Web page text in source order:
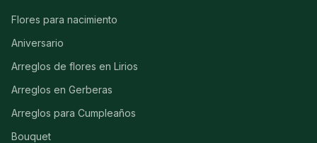
Flores para nacimiento
Aniversario
Arreglos de flores en Lirios
Arreglos en Gerberas
Arreglos para Cumpleaños
Bouquet